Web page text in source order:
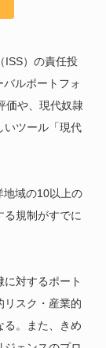
ISS）の責任投
ルポートフォ
価や、現代奴隷
いツール「現代
地域の10以上の
規制がすでに
対するポート
リスク・産業的
る。また、きめ